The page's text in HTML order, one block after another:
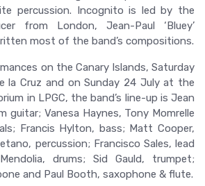
percussion. Incognito is led by the
from London, Jean-Paul ‘Bluey’
most of the band’s compositions.
on the Canary Islands, Saturday
la Cruz and on Sunday 24 July at the
in LPGC, the band’s line-up is Jean
guitar; Vanesa Haynes, Tony Momrelle
Francis Hylton, bass; Matt Cooper,
percussion; Francisco Sales, lead
drums; Sid Gauld, trumpet;
and Paul Booth, saxophone & flute.